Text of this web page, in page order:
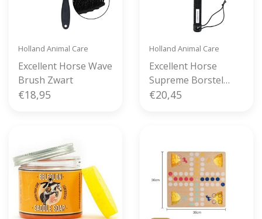
Holland Animal Care
Excellent Horse Wave
Brush Zwart
€18,95
Holland Animal Care
Excellent Horse
Supreme Borstel
Black
€20,45